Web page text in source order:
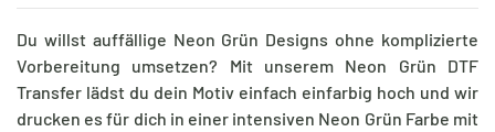
Du willst auffällige Neon Grün Designs ohne komplizierte
Vorbereitung umsetzen? Mit unserem Neon Grün DTF
Transfer lädst du dein Motiv einfach einfarbig hoch und wir
drucken es für dich in einer intensiven Neon Grün Farbe mit